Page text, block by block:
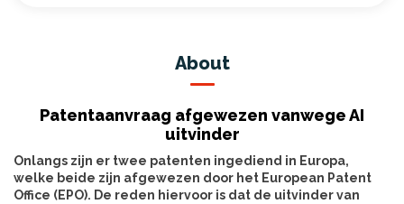
About
Patentaanvraag afgewezen vanwege AI
uitvinder
Onlangs zijn er twee patenten ingediend in Europa,
welke beide zijn afgewezen door het European Patent
Office (EPO). De reden hiervoor is dat de uitvinder van